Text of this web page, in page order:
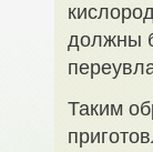
должны
Таким